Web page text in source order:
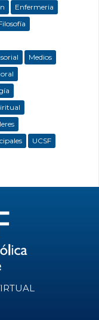
Enfermeria
Medios
UCSF